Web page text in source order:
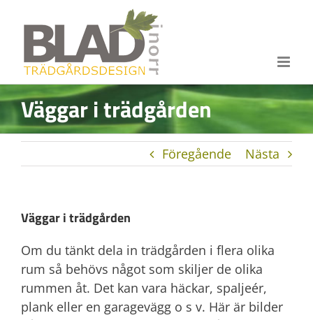
innehållet
Väggar i trädgården
Föregående Nästa
Väggar i trädgården
Om du tänkt dela in trädgården i flera olika
rum så behövs något som skiljer de olika
rummen åt. Det kan vara häckar, spaljeér,
plank eller en garagevägg o s v. Här är bilder